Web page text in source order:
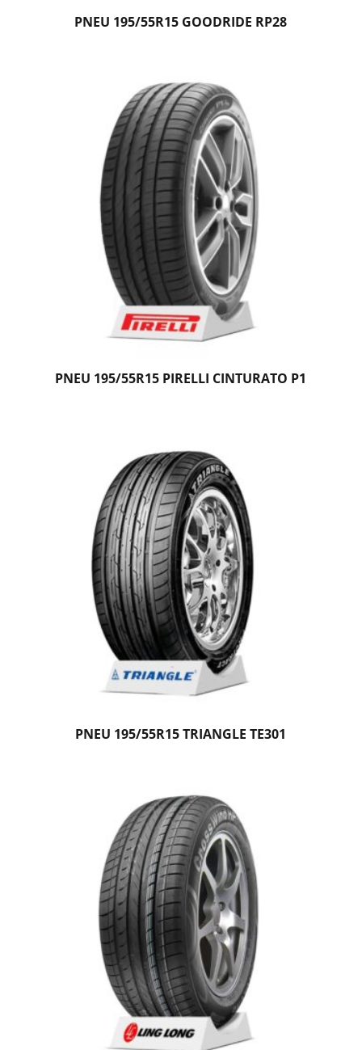
PNEU 195/55R15 GOODRIDE RP28
PNEU 195/55R15 PIRELLI CINTURATO P1
PNEU 195/55R15 TRIANGLE TE301